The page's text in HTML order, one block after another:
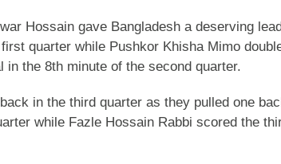
Hossain gave Bangladesh a deserving
quarter while Pushkor Khisha Mimo
in the 8th minute of the second quarter.
in the third quarter as they pulled one
while Fazle Hossain Rabbi scored the